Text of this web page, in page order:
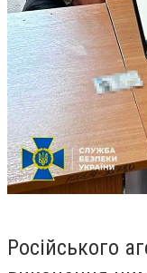
Російського